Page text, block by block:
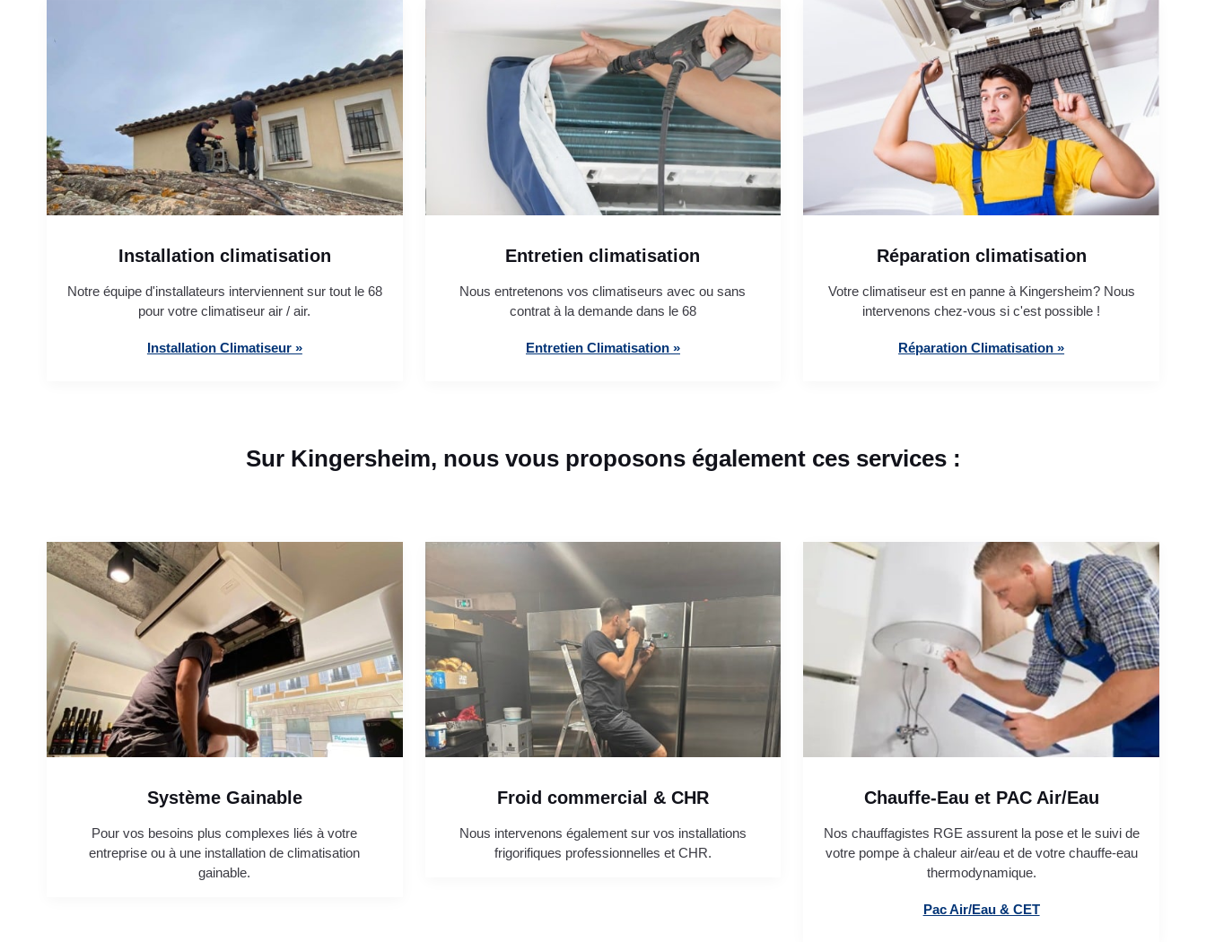
Installation climatisation
Notre équipe d'installateurs interviennent sur tout le 68
pour votre climatiseur air / air.
Installation Climatiseur »
Entretien climatisation
Nous entretenons vos climatiseurs avec ou sans
contrat à la demande dans le 68
Entretien Climatisation »
Réparation climatisation
Votre climatiseur est en panne à Kingersheim? Nous
intervenons chez-vous si c'est possible !
Réparation Climatisation »
Sur Kingersheim, nous vous proposons également ces services :
Système Gainable
Pour vos besoins plus complexes liés à votre
entreprise ou à une installation de climatisation
gainable.
Froid commercial & CHR
Nous intervenons également sur vos installations
frigorifiques professionnelles et CHR.
Chauffe-Eau et PAC Air/Eau
Nos chauffagistes RGE assurent la pose et le suivi de
votre pompe à chaleur air/eau et de votre chauffe-eau
thermodynamique.
Pac Air/Eau & CET